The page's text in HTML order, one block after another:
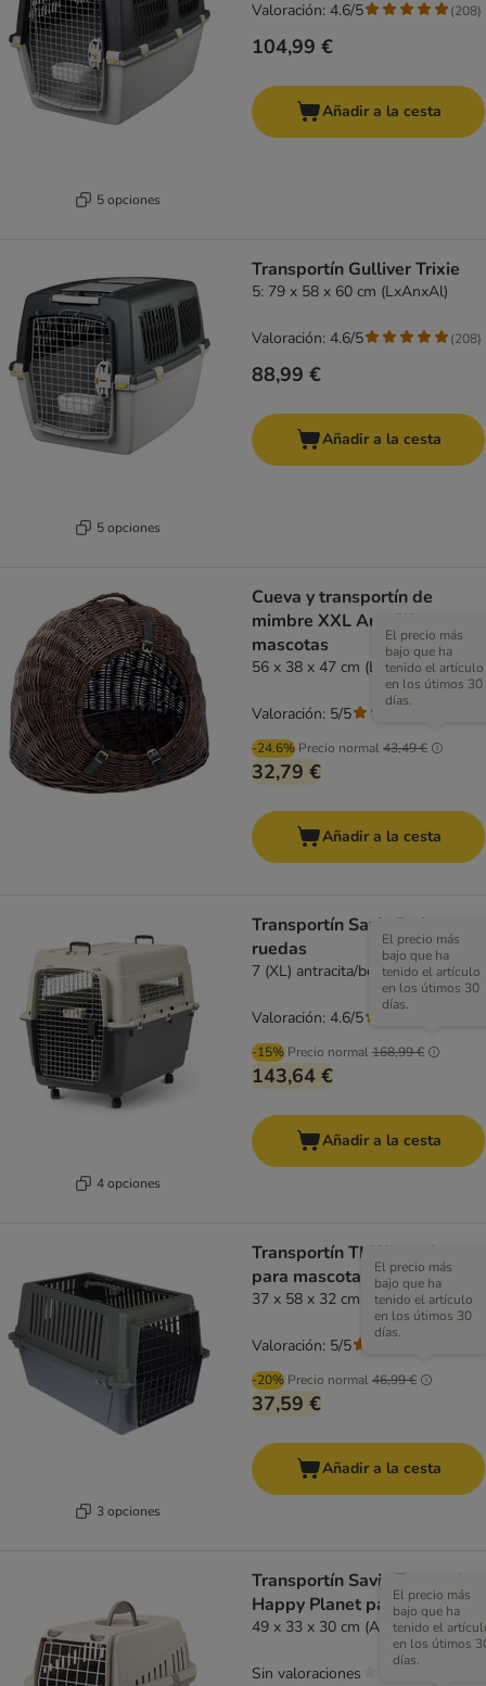
5 opciones
104,99 €
Valoración: 4.6/5 (208)
Añadir a la cesta
5 opciones
Transportín Gulliver Trixie
5: 79 x 58 x 60 cm (LxAnxAl)
88,99 €
Valoración: 4.6/5 (208)
Añadir a la cesta
Cueva y transportín de
mimbre XXL Aumüller para
mascotas
56 x 38 x 47 cm (L x An x Al)
-24.6% Precio normal43,49 €
El precio más
bajo que ha
tenido el artículo
en los útimos 30
días.
32,79 €
Valoración: 5/5
Añadir a la cesta
4 opciones
Transportín Savic Feria con
ruedas
7 (XL) antracita/beige
-15% Precio normal168,99 €
El precio más
bajo que ha
tenido el artículo
en los útimos 30
días.
143,64 €
Valoración: 4.6/5
Añadir a la cesta
3 opciones
Transportín TIAKI verde
para mascotas
37 x 58 x 32 cm (LxAnxAl)
-20% Precio normal46,99 €
El precio más
bajo que ha
tenido el artículo
en los útimos 30
días.
37,59 €
Valoración: 5/5
Añadir a la cesta
Transportín Savic Trotter 1
Happy Planet para mascotas
49 x 33 x 30 cm (An x Prof x Al)
El precio más
bajo que ha
tenido el
en los útimos
días.
Sin valoraciones